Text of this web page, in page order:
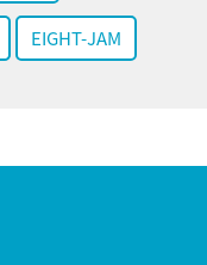
EIGHT-JAM